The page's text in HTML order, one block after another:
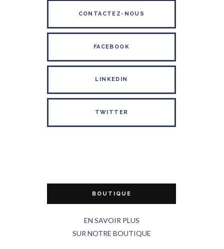
CONTACTEZ-NOUS
FACEBOOK
LINKEDIN
TWITTER
BOUTIQUE
EN SAVOIR PLUS
SUR NOTRE BOUTIQUE